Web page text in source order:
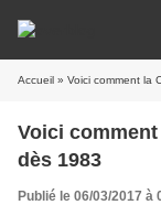
Accueil » Voici comment la
Voici
dès 1983
Publié le 06/03/2017 à